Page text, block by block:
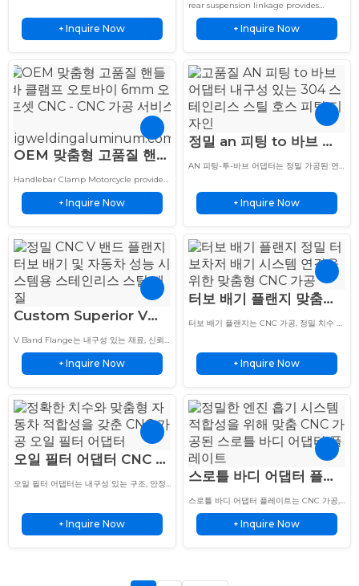
+ Inquire Now
퍼포먼스 E 바이크
rear suspension linkage provides
durable suspension solutions with
precision fabrication, reliable
performance, and custom options for
+ Inquire Now
OEM 맞춤형 고품질 핸들
바 클램프 오토바이
6mm 오프셋 CNC
Handlebar Clamp Motorcycle provides
durable motorcycle handlebar
solutions with precision machining,
strong materials, and reliable
+ Inquire Now
정밀 an 피팅 to 바브 어
댑터 304 스테인리스 스
AN 피팅-투-바브 어댑터는 정밀 가공된 연
봉, 그리고 자동차 애플리케이션을 위한 맞
춤 옵션을 제공합니다.
+ Inquire Now
Custom Superior V
Band Flange 304
Stainless Steel Flange
Set
V Band Flange는 내구성 있는 재료, 신뢰
할 수 있는 밀봉, 그리고 자동차 응용 분야를
위한 맞춤형 솔루션으로 정밀 제작된 배기
연결부를 제공합니다.
+ Inquire Now
터보 배기 플랜지 맞춤
CNC 가공 스테인리스 스
터보 배기 플랜지는 CNC 가공, 정밀 치수 및
+ Inquire Now
오일 필터 어댑터 CNC 맞
춤 제작 0.05mm 공차
오일 필터 어댑터는 내구성 있는 구조, 안정
솔루션을 제공합니다.
+ Inquire Now
스로틀 바디 어댑터 플레
이트 맞춤형 CNC 가공 알
루미늄 부품
스로틀 바디 어댑터 플레이트는 CNC 가공,
내구성 있는 알루미늄 구조, 정밀한 장착 및
자동차 흡기 시스템을 위한 안정적인 성능을
특징으로 합니다.
+ Inquire Now